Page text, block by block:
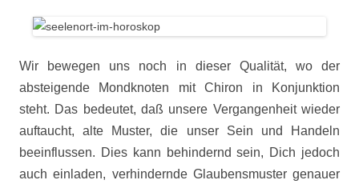
Wir bewegen uns noch in dieser Qualität, wo der
absteigende Mondknoten mit Chiron in Konjunktion
steht. Das bedeutet, daß unsere Vergangenheit wieder
auftaucht, alte Muster, die unser Sein und Handeln
beeinflussen. Dies kann behindernd sein, Dich jedoch
auch einladen, verhindernde Glaubensmuster genauer